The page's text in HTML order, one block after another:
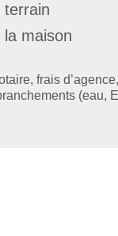
terrain
maison
frais
(eau,